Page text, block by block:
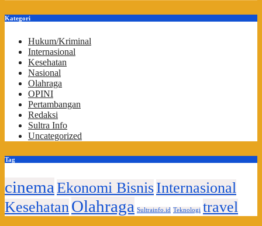
Kategori
Hukum/Kriminal
Internasional
Kesehatan
Nasional
Olahraga
OPINI
Pertambangan
Redaksi
Sultra Info
Uncategorized
Tag
cinema Ekonomi BisnisInternasional
Kesehatan Olahraga Sultrainfo.id Teknologi travel